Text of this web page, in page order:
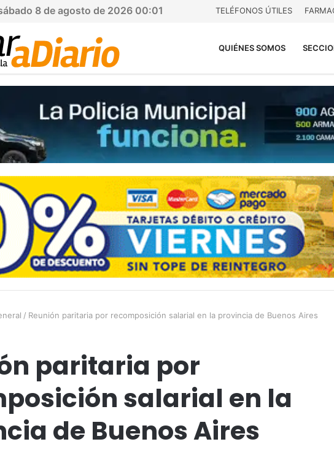
8 de agosto de 2026 00:01 TELÉFONOS ÚTILES
QUIÉNES SOMOS
/ Reunión paritaria por recomposición salarial en la provincia de Buenos Aires
paritaria por
salarial en la
de Buenos Aires